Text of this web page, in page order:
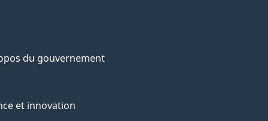
du gouvernement
et innovation